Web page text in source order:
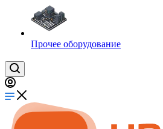
Прочее оборудование